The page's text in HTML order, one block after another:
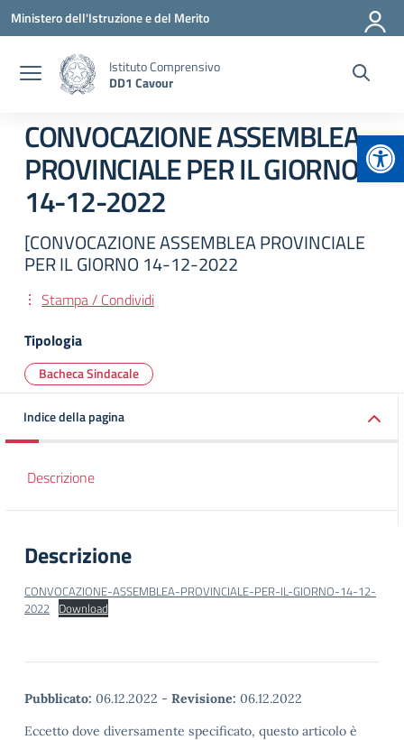
Vai ai contenuti
Vai al menu di navigazione
Vai al footer
Ministero dell'Istruzione e del Merito
Istituto Comprensivo
DD1 Cavour
CONVOCAZIONE ASSEMBLEA
PROVINCIALE PER IL GIORNO
14-12-2022
[CONVOCAZIONE ASSEMBLEA PROVINCIALE
PER IL GIORNO 14-12-2022
Stampa / Condividi
Tipologia
Bacheca Sindacale
Indice della pagina
Descrizione
Descrizione
CONVOCAZIONE-ASSEMBLEA-PROVINCIALE-PER-IL-GIORNO-14-12-
2022 Download
Pubblicato: 06.12.2022 - Revisione: 06.12.2022
Eccetto dove diversamente specificato, questo articolo è